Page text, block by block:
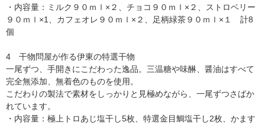
・内容量：ミルク９０ｍｌ×２、チョコ９０ｍｌ×２、ストロベリー
９０ｍｌ×1、カフェオレ９０ｍｌ×２、足柄緑茶９０ｍｌ×１ 計8
個
4 干物問屋が作る伊東の特選干物
一尾ずつ、手開きにこだわった逸品。三温糖や味醂、醤油はすべて
完全無添加、無着色のものを使用。
こだわりの製法で素材をしっかりと見極めながら、一尾ずつさばか
れています。
・内容量：極上トロあじ塩干し5枚、特選金目鯛塩干し2枚、かます